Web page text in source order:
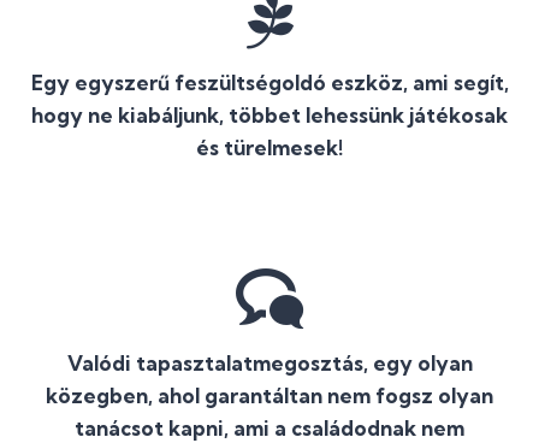
Egy egyszerű feszültségoldó eszköz, ami segít,
hogy ne kiabáljunk, többet lehessünk játékosak
és türelmesek!
Valódi tapasztalatmegosztás, egy olyan
közegben, ahol garantáltan nem fogsz olyan
tanácsot kapni, ami a családodnak nem